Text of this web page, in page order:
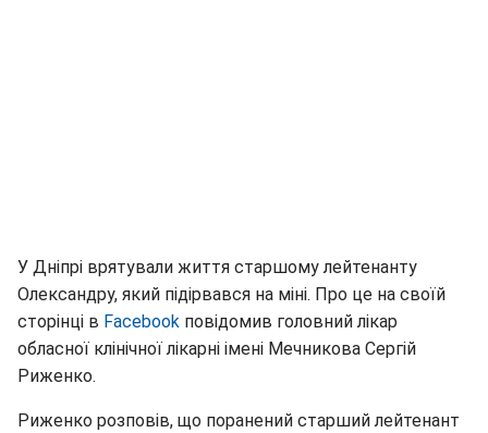
У Дніпрі врятували життя старшому лейтенанту
Олександру, який підірвався на міні. Про це на своїй
сторінці в Facebook повідомив головний лікар
обласної клінічної лікарні імені Мечникова Сергій
Риженко.
Риженко розповів, що поранений старший лейтенант